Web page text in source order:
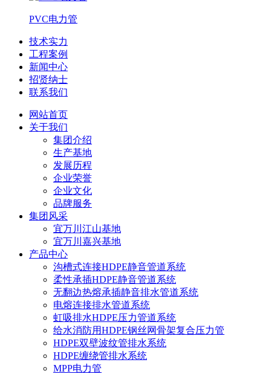
PVC电力管
技术实力
工程案例
新闻中心
招贤纳士
联系我们
网站首页
关于我们
集团介绍
生产基地
发展历程
企业荣誉
企业文化
品牌服务
集团风采
宜万川江山基地
宜万川嘉兴基地
产品中心
沟槽式连接HDPE静音管道系统
柔性承插HDPE静音管道系统
无翻边热熔承插静音排水管道系统
电熔连接排水管道系统
虹吸排水HDPE压力管道系统
给水消防用HDPE钢丝网骨架复合压力管
HDPE双壁波纹管排水系统
HDPE缠绕管排水系统
MPP电力管